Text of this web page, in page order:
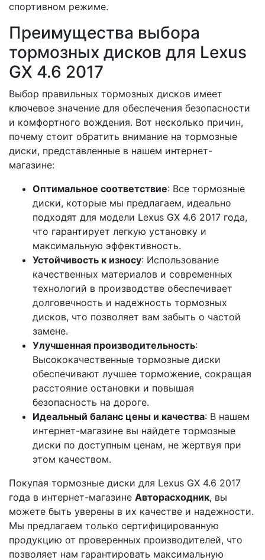
спортивном режиме.
Преимущества выбора
тормозных дисков для Lexus
GX 4.6 2017
Выбор правильных тормозных дисков имеет
ключевое значение для обеспечения безопасности
и комфортного вождения. Вот несколько причин,
почему стоит обратить внимание на тормозные
диски, представленные в нашем интернет-
магазине:
Оптимальное соответствие: Все тормозные
диски, которые мы предлагаем, идеально
подходят для модели Lexus GX 4.6 2017 года,
что гарантирует легкую установку и
максимальную эффективность.
Устойчивость к износу: Использование
качественных материалов и современных
технологий в производстве обеспечивает
долговечность и надежность тормозных
дисков, что позволяет вам забыть о частой
замене.
Улучшенная производительность:
Высококачественные тормозные диски
обеспечивают лучшее торможение, сокращая
расстояние остановки и повышая
безопасность на дороге.
Идеальный баланс цены и качества: В нашем
интернет-магазине вы найдете тормозные
диски по доступным ценам, не жертвуя при
этом качеством.
Покупая тормозные диски для Lexus GX 4.6 2017
года в интернет-магазине Авторасходник, вы
можете быть уверены в их качестве и надежности.
Мы предлагаем только сертифицированную
продукцию от проверенных производителей, что
позволяет нам гарантировать максимальную